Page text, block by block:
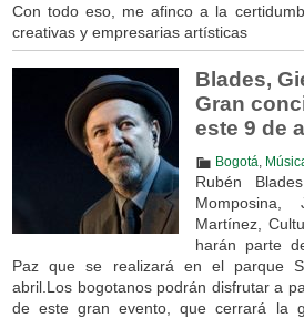
Con todo eso, me afinco a la
creativas y empresarias artísticas
Blades,
Gran
este 9 de
Bogotá
Rubén
Momposina,
Martínez,
harán parte
Paz que se realizará en el parque
abril.Los bogotanos podrán disfrutar a
de este gran evento, que cerrará la